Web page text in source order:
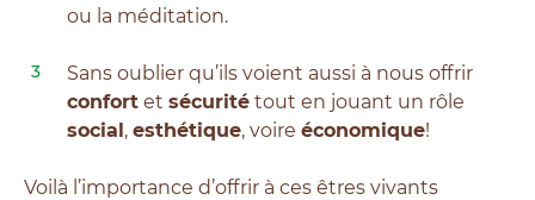
ou la méditation.
Sans oublier qu’ils voient aussi à nous offrir
confort et sécurité tout en jouant un rôle
social, esthétique, voire économique!
Voilà l’importance d’offrir à ces êtres vivants